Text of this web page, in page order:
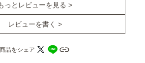
っとレビューを見る >
レビューを書く >
商品をシェア